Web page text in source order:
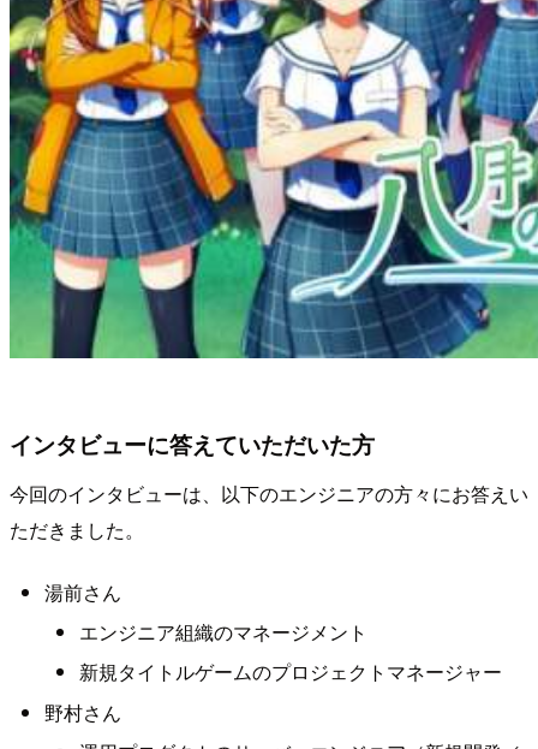
インタビューに答えていただいた方
今回のインタビューは、以下のエンジニアの方々にお答えい
ただきました。
湯前さん
エンジニア組織のマネージメント
新規タイトルゲームのプロジェクトマネージャー
野村さん